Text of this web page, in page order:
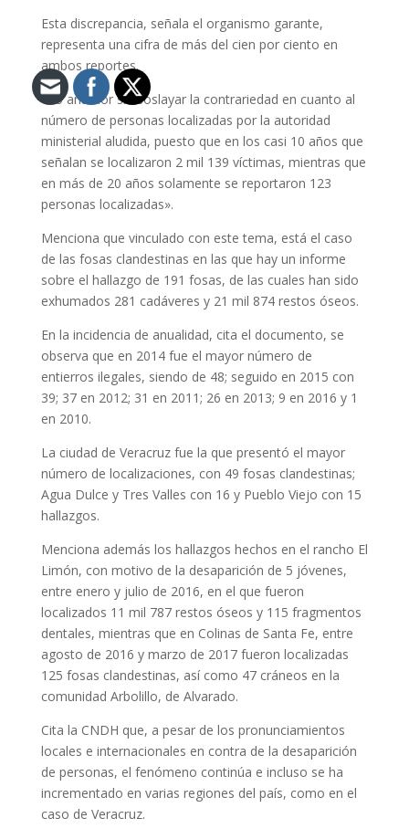
Esta discrepancia, señala el organismo garante,
representa una cifra de más del cien por ciento en
ambos reportes.
«Lo anterior sin soslayar la contrariedad en cuanto al
número de personas localizadas por la autoridad
ministerial aludida, puesto que en los casi 10 años que
señalan se localizaron 2 mil 139 víctimas, mientras que
en más de 20 años solamente se reportaron 123
personas localizadas».
Menciona que vinculado con este tema, está el caso
de las fosas clandestinas en las que hay un informe
sobre el hallazgo de 191 fosas, de las cuales han sido
exhumados 281 cadáveres y 21 mil 874 restos óseos.
En la incidencia de anualidad, cita el documento, se
observa que en 2014 fue el mayor número de
entierros ilegales, siendo de 48; seguido en 2015 con
39; 37 en 2012; 31 en 2011; 26 en 2013; 9 en 2016 y 1
en 2010.
La ciudad de Veracruz fue la que presentó el mayor
número de localizaciones, con 49 fosas clandestinas;
Agua Dulce y Tres Valles con 16 y Pueblo Viejo con 15
hallazgos.
Menciona además los hallazgos hechos en el rancho El
Limón, con motivo de la desaparición de 5 jóvenes,
entre enero y julio de 2016, en el que fueron
localizados 11 mil 787 restos óseos y 115 fragmentos
dentales, mientras que en Colinas de Santa Fe, entre
agosto de 2016 y marzo de 2017 fueron localizadas
125 fosas clandestinas, así como 47 cráneos en la
comunidad Arbolillo, de Alvarado.
Cita la CNDH que, a pesar de los pronunciamientos
locales e internacionales en contra de la desaparición
de personas, el fenómeno continúa e incluso se ha
incrementado en varias regiones del país, como en el
caso de Veracruz.